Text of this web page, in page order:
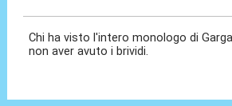
Chi ha visto l'intero monologo di
non aver avuto i brividi.